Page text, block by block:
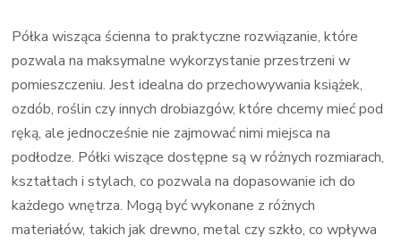
Półka wisząca ścienna to praktyczne rozwiązanie, które
pozwala na maksymalne wykorzystanie przestrzeni w
pomieszczeniu. Jest idealna do przechowywania książek,
ozdób, roślin czy innych drobiazgów, które chcemy mieć pod
ręką, ale jednocześnie nie zajmować nimi miejsca na
podłodze. Półki wiszące dostępne są w różnych rozmiarach,
kształtach i stylach, co pozwala na dopasowanie ich do
każdego wnętrza. Mogą być wykonane z różnych
materiałów, takich jak drewno, metal czy szkło, co wpływa